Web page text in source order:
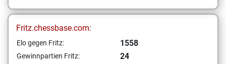
Fritz.chessbase.com:
Elo gegen Fritz: 1558
Gewinnpartien Fritz: 24